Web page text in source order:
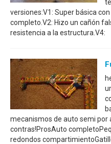
versiones:V1: Super básica
completo.V2: Hizo un cañón
resistencia a la estructura.V4:
mecanismos de auto semi por
contras!ProsAuto
redondos